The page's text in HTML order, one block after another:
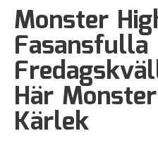
Monster
Fasansfulla
Här
Kärlek